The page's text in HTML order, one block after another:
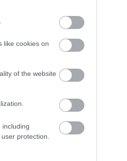
like cookies on
of the website
including
protection.
Marketing Gyémánt
től 5 díjjal, az Internet
fődíjjal, a KREATÍV
díjjal tüntette ki
média kampányaiért.
Így használd cikkeinket...